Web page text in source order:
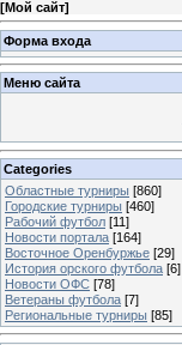
[Мой сайт]
Форма входа
Меню сайта
Categories
Областные турниры [860]
Городские турниры [460]
Рабочий футбол [11]
Новости портала [164]
Восточное Оренбуржье [29]
История орского футбола [6]
Новости ОФС [78]
Ветераны футбола [7]
Региональные турниры [85]